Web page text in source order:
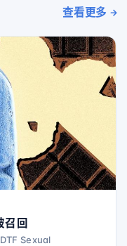
查看更多
召回
Sexual